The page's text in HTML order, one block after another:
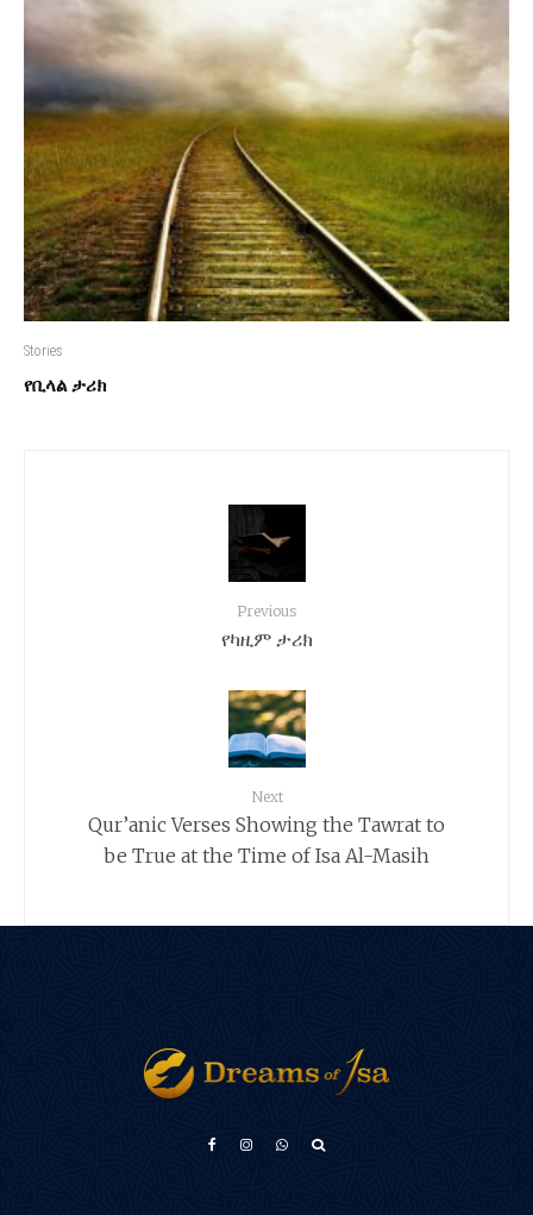
Stories
የቢላል ታሪክ
Previous
የካዚም ታሪክ
Next
Qur’anic Verses Showing the Tawrat to
be True at the Time of Isa Al-Masih